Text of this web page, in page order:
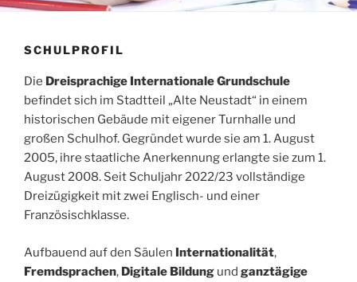
SCHULPROFIL
Die Dreisprachige Internationale Grundschule
befindet sich im Stadtteil „Alte Neustadt“ in einem
historischen Gebäude mit eigener Turnhalle und
großen Schulhof. Gegründet wurde sie am 1. August
2005, ihre staatliche Anerkennung erlangte sie zum 1.
August 2008. Seit Schuljahr 2022/23 vollständige
Dreizügigkeit mit zwei Englisch- und einer
Französischklasse.
Aufbauend auf den Säulen Internationalität,
Fremdsprachen, Digitale Bildung und ganztägige